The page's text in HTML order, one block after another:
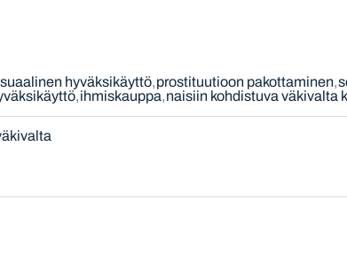
hyväksikäyttö prostituutioon pakottaminen
ihmiskauppa naisiin kohdistuva väkivalta